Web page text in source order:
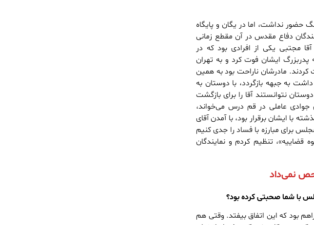
نداشت، اما در یگان و پایگاه
دفاع مقدس در آن مقطع زمانی
مجتبی یکی از افرادی بود که در
ایشان فوت کرد و به تهران
مادرشان ناراحت بود به همین
به جبهه بازگردد، با دوستان به
نتوانستند آقا را برای بازگشت
جوادی عاملی در قم درس می‌خواند،
با ایشان برقرار بود، با آمدن آقای
برای مبارزه با فساد را جدی کنیم
تنظیم کردم و نمایندگان
نمی‌داد
با شما صحبتی کرده بود؟
بود که این اتفاق بیفتد. وقتی هم